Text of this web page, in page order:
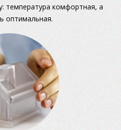
температура комфортная, а
оптимальная.